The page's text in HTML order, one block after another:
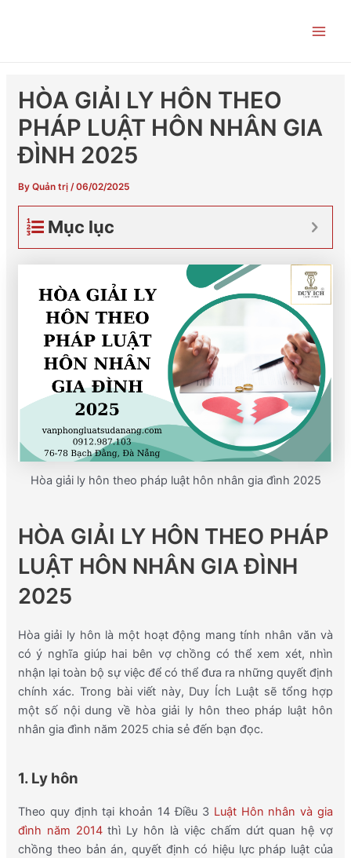
HÒA GIẢI LY HÔN THEO
PHÁP LUẬT HÔN NHÂN GIA
ĐÌNH 2025
By Quản trị /06/02/2025
Mục lục
Hòa giải ly hôn theo pháp luật hôn nhân gia đình 2025
HÒA GIẢI LY HÔN THEO PHÁP
LUẬT HÔN NHÂN GIA ĐÌNH
2025
Hòa giải ly hôn là một hoạt động mang tính nhân văn và
có ý nghĩa giúp hai bên vợ chồng có thể xem xét, nhìn
nhận lại toàn bộ sự việc để có thể đưa ra những quyết định
chính xác. Trong bài viết này, Duy Ích Luật sẽ tổng hợp
một số nội dung về hòa giải ly hôn theo pháp luật hôn
nhân gia đình năm 2025 chia sẻ đến bạn đọc.
1. Ly hôn
Theo quy định tại khoản 14 Điều 3 Luật Hôn nhân và gia
đình năm 2014thì Ly hôn là việc chấm dứt quan hệ vợ
chồng theo bản án, quyết định có hiệu lực pháp luật của